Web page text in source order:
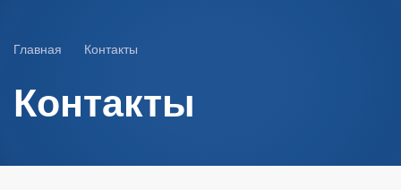
Главная Контакты
Контакты